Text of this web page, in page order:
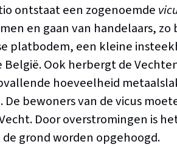
ontstaat een zogenoemde
en gaan van handelaars,
platbodem, een kleine
Ook herbergt de
hoeveelheid
bewoners van de vicus
Door overstromingen is
grond worden opgehoogd.